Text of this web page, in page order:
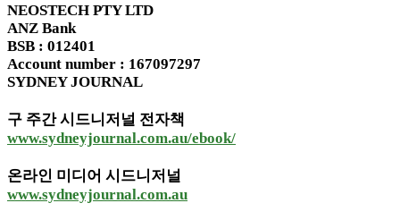
NEOSTECH PTY LTD
ANZ Bank
BSB : 012401
Account number : 167097297
SYDNEY JOURNAL
구 주간 시드니저널 전자책
www.sydneyjournal.com.au/ebook/
온라인 미디어 시드니저널
www.sydneyjournal.com.au